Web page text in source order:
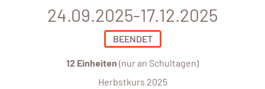
24.09.2025-17.12.2025
BEENDET
12 Einheiten (nur an Schultagen)
Herbstkurs 2025